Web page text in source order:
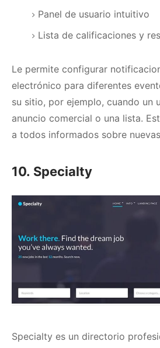
Panel de usuario intuitivo
Lista de calificaciones y
Le permite configurar
electrónico para diferentes
su sitio, por ejemplo, cuando un
anuncio comercial o una lista.
a todos informados sobre
10. Specialty
Specialty es un directorio